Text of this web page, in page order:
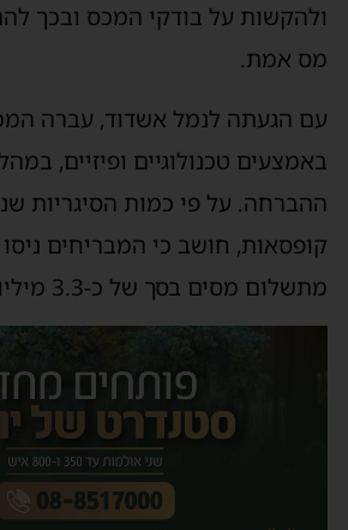
ולהקשות על בודקי המכס ובכך
מס אמת.
עם הגעתה לנמל אשדוד, עברה
באמצעים טכנולוגיים ופיזיים,
קופסאות, חושב כי המבריחים
מתשלום מסים בסך של כ-3.3 מיליון ₪.